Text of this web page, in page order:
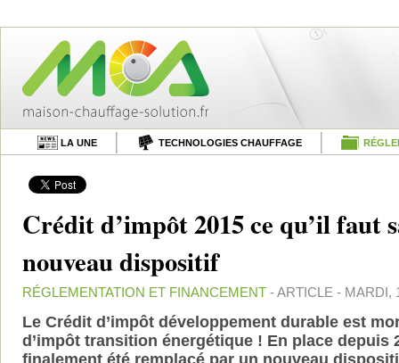
LA UNE TECHNOLOGIES CHAUFFAGE
Crédit d’impôt 2015 ce qu’il faut
nouveau dispositif
RÉGLEMENTATION ET FINANCEMENT - ARTICLE - MARDI,
Le Crédit d’impôt développement durable est
d’impôt transition énergétique ! En place depuis
finalement été remplacé par un nouveau